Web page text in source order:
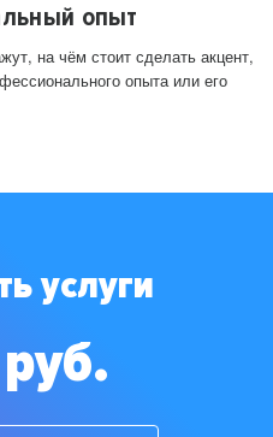
опыт
на чём стоит сделать акцент,
опыта или его
услуги